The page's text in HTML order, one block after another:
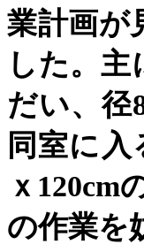
業計画が
した。
だい、径
同室に
ｘ 120cm
の作業を